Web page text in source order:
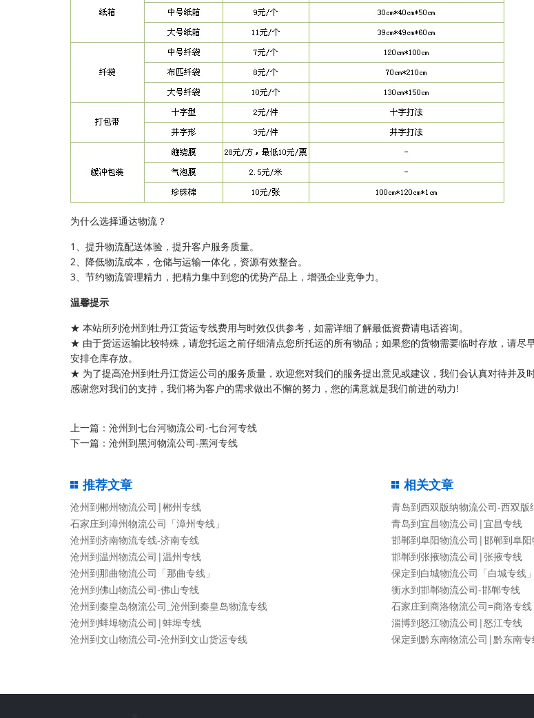
为什么选择通达物流？
1、提升物流配送体验，提升客户服务质量。
2、降低物流成本，仓储与运输一体化，资源有效整合。
3、节约物流管理精力，把精力集中到您的优势产品上，增强企业竞争力。
温馨提示
★ 本站所列沧州到牡丹江货运专线费用与时效仅供参考，如需详细了解最低资费请电话咨询。
★ 由于货运运输比较特殊，请您托运之前仔细清点您所托运的所有物品；如果您的货物需要临时存放，请尽
安排仓库存放。
★ 为了提高沧州到牡丹江货运公司的服务质量，欢迎您对我们的服务提出意见或建议，我们会认真对待并及
感谢您对我们的支持，我们将为客户的需求做出不懈的努力，您的满意就是我们前进的动力!
上一篇： 沧州到七台河物流公司-七台河专线
下一篇： 沧州到黑河物流公司-黑河专线
推荐文章
沧州到郴州物流公司|郴州专线
石家庄到漳州物流公司「漳州专线」
沧州到济南物流专线-济南专线
沧州到温州物流公司|温州专线
沧州到那曲物流公司「那曲专线」
沧州到佛山物流公司-佛山专线
沧州到秦皇岛物流公司_沧州到秦皇岛物流专线
沧州到蚌埠物流公司|蚌埠专线
沧州到文山物流公司-沧州到文山货运专线
相关文章
青岛到西双版纳物流公司-西双版
青岛到宜昌物流公司|宜昌专线
邯郸到阜阳物流公司|邯郸到阜
邯郸到张掖物流公司|张掖专线
保定到白城物流公司「白城专线」
衡水到邯郸物流公司-邯郸专线
石家庄到商洛物流公司=商洛专线
淄博到怒江物流公司|怒江专线
保定到黔东南物流公司|黔东南专